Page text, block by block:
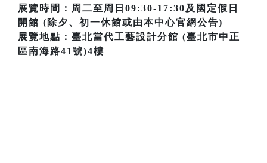
展覽時間：周二至周日09:30-17:30及國定假日
開館 (除夕、初一休館或由本中心官網公告)
展覽地點：臺北當代工藝設計分館 (臺北市中正
區南海路41號)4樓